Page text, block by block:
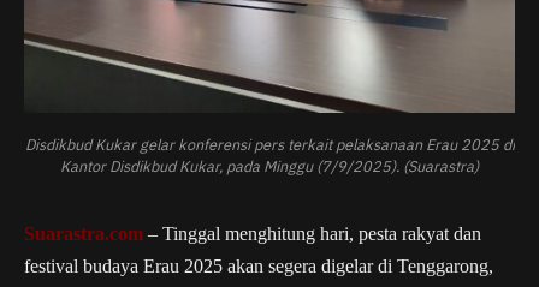
Disdikbud Kukar gelar konferensi pers terkait pelaksanaan Erau 2025 di
Kantor Disdikbud Kukar, pada Minggu (7/9/2025). (Suarastra)
Suarastra.com – Tinggal menghitung hari, pesta rakyat dan
festival budaya Erau 2025 akan segera digelar di Tenggarong,